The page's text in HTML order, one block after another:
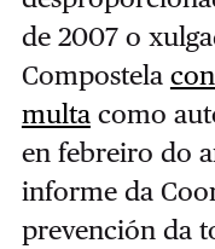
de 2007 o
Compostela
multacomo
en febreiro do
informe da
prevención da